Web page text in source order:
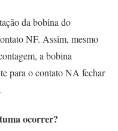
da bobina do
NF. Assim, mesmo
a bobina
para o contato NA fechar
ocorrer?